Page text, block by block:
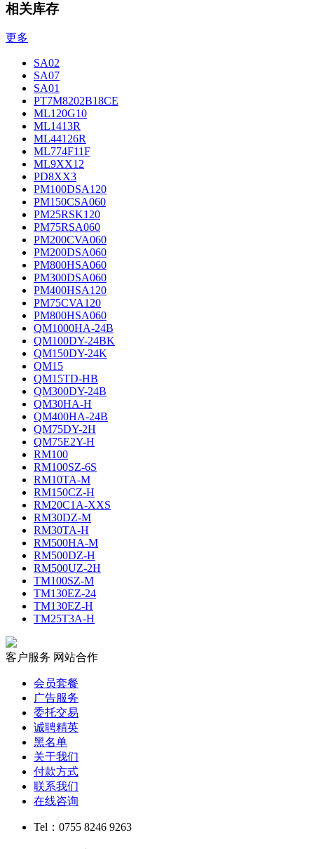
相关库存
更多
SA02
SA07
SA01
PT7M8202B18CE
ML120G10
ML1413R
ML44126R
ML774F11F
ML9XX12
PD8XX3
PM100DSA120
PM150CSA060
PM25RSK120
PM75RSA060
PM200CVA060
PM200DSA060
PM800HSA060
PM300DSA060
PM400HSA120
PM75CVA120
PM800HSA060
QM1000HA-24B
QM100DY-24BK
QM150DY-24K
QM15
QM15TD-HB
QM300DY-24B
QM30HA-H
QM400HA-24B
QM75DY-2H
QM75E2Y-H
RM100
RM100SZ-6S
RM10TA-M
RM150CZ-H
RM20C1A-XXS
RM30DZ-M
RM30TA-H
RM500HA-M
RM500DZ-H
RM500UZ-2H
TM100SZ-M
TM130EZ-24
TM130EZ-H
TM25T3A-H
客户服务 网站合作
会员套餐
广告服务
委托交易
诚聘精英
黑名单
关于我们
付款方式
联系我们
在线咨询
Tel：0755 8246 9263